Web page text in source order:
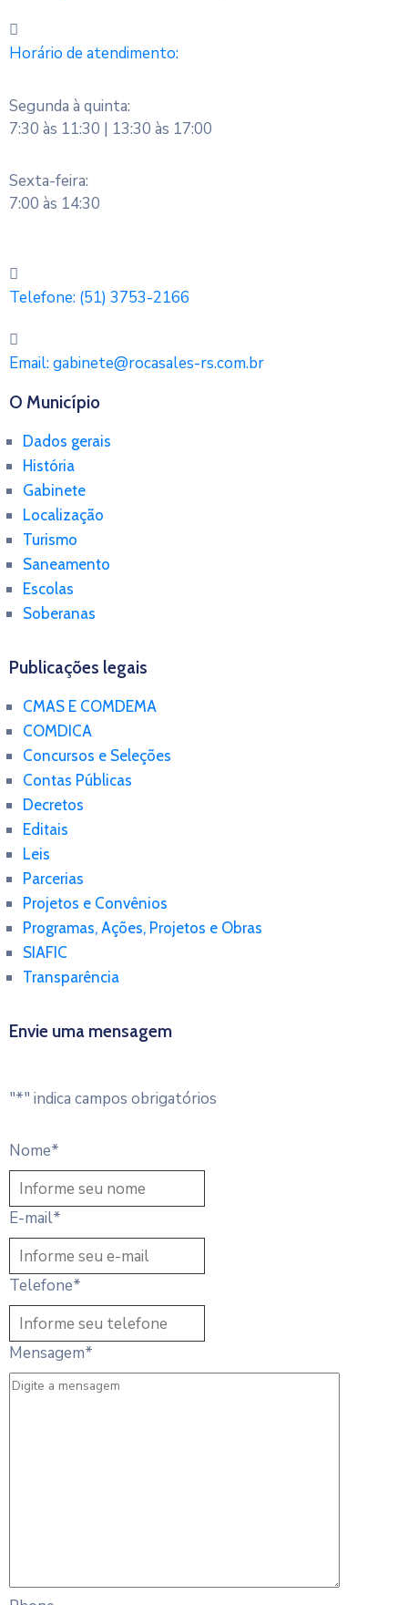
Horário de atendimento:
Segunda à quinta:
7:30 às 11:30 | 13:30 às 17:00
Sexta-feira:
7:00 às 14:30
Telefone: (51) 3753-2166
Email:gabinete@rocasales-rs.com.br
O Município
Dados gerais
História
Gabinete
Localização
Turismo
Saneamento
Escolas
Soberanas
Publicações legais
CMAS E COMDEMA
COMDICA
Concursos e Seleções
Contas Públicas
Decretos
Editais
Leis
Parcerias
Projetos e Convênios
Programas, Ações, Projetos e Obras
SIAFIC
Transparência
Envie uma mensagem
"*" indica campos obrigatórios
Nome*
E-mail*
Telefone*
Mensagem*